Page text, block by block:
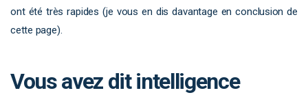
ont été très rapides (je vous en dis davantage en conclusion de
cette page).
Vous avez dit intelligence